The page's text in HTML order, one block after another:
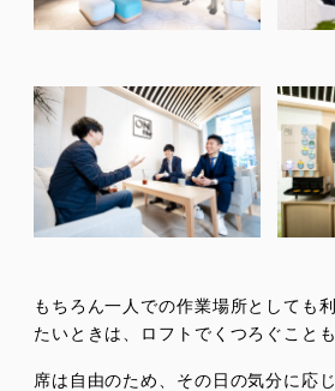
もちろん一人での作業場所としても
たいときは、ロフトでくつろぐことも
席は自由のため、その日の気分に応